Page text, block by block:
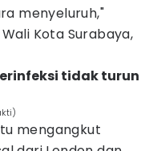
menyeluruh,"
Kota Surabaya,
tidak turun
mengangkut